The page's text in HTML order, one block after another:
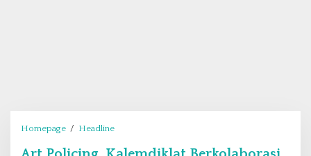
Homepage / Headline